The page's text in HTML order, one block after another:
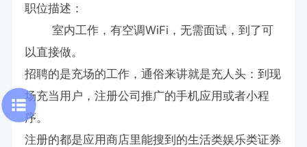
职位描述：
	室内工作，有空调WiFi，无需面试，到了可
以直接做。
招聘的是充场的工作，通俗来讲就是充人头：到现
场充当用户，注册公司推广的手机应用或者小程
序。
注册的都是应用商店里能搜到的生活类娱乐类证券